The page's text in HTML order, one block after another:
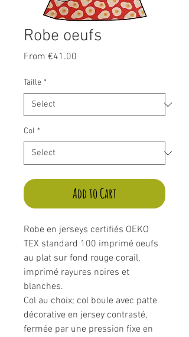
Robe oeufs
From €41.00
Taille *
Col *
Add to Cart
Robe en jerseys certifiés OEKO
TEX standard 100 imprimé oeufs
au plat sur fond rouge corail,
imprimé rayures noires et
blanches.
Col au choix; col boule avec patte
décorative en jersey contrasté,
fermée par une pression fixe en